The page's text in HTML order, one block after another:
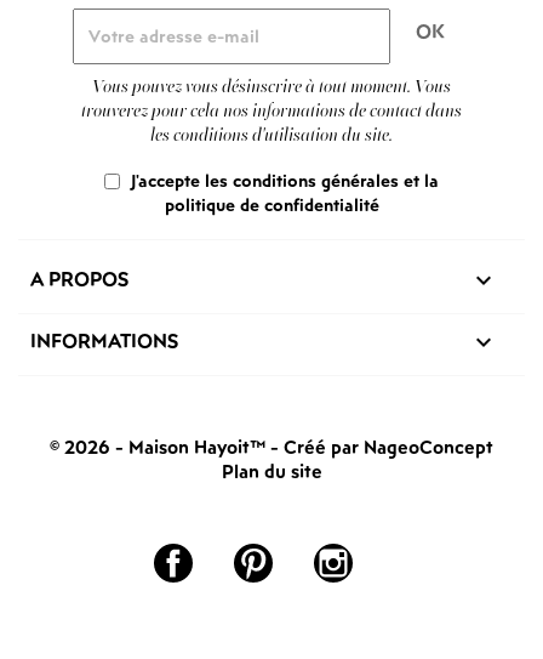
Vous pouvez vous désinscrire à tout moment. Vous
trouverez pour cela nos informations de contact dans
les conditions d'utilisation du site.
J'accepte les conditions générales et la
politique de confidentialité
A PROPOS 
INFORMATIONS 
© 2026 - Maison Hayoit™ - Créé par NageoConcept
Plan du site
Facebook Pinterest